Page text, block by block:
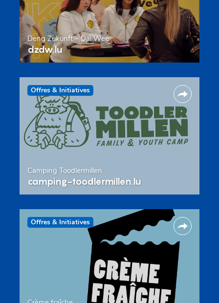
Deng Zukunft – Däi Wee
dzdw.lu
Offres & Initiatives
Camping Toodlermillen
camping-toodlermillen.lu
Offres & Initiatives